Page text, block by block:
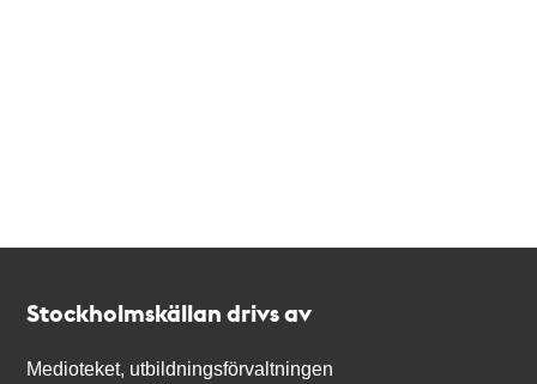
Stockholmskällan drivs av
Medioteket, utbildningsförvaltningen